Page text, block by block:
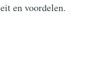
en voordelen.